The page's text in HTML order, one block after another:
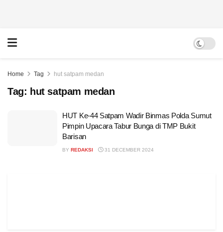
Home Tag hut satpam medan
Tag: hut satpam medan
HUT Ke-44 Satpam Wadir Binmas Polda Sumut
Pimpin Upacara Tabur Bunga di TMP Bukit
Barisan
BY REDAKSI 31 DECEMBER 2024